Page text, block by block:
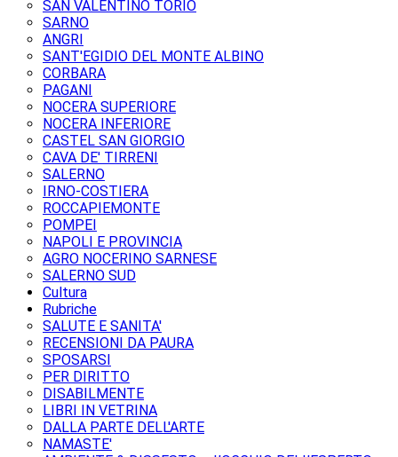
SAN VALENTINO TORIO
SARNO
ANGRI
SANT'EGIDIO DEL MONTE ALBINO
CORBARA
PAGANI
NOCERA SUPERIORE
NOCERA INFERIORE
CASTEL SAN GIORGIO
CAVA DE' TIRRENI
SALERNO
IRNO-COSTIERA
ROCCAPIEMONTE
POMPEI
NAPOLI E PROVINCIA
AGRO NOCERINO SARNESE
SALERNO SUD
Cultura
Rubriche
SALUTE E SANITA'
RECENSIONI DA PAURA
SPOSARSI
PER DIRITTO
DISABILMENTE
LIBRI IN VETRINA
DALLA PARTE DELL'ARTE
NAMASTE'